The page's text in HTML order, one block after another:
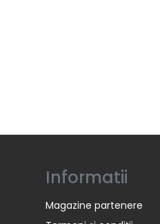
Informatii
Magazine partenere